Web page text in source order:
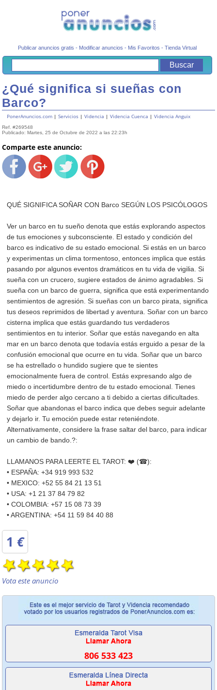
Publicar anuncios gratis - Modificar anuncios - Mis Favoritos -Tienda Virtual
¿Qué significa si sueñas con
Barco?
PonerAnuncios.com |Servicios |Videncia |Videncia Cuenca |Videncia Anguix
Ref. #269548
Publicado: Martes, 25 de Octubre de 2022 a las 22:23h
Comparte este anuncio:
QUÉ SIGNIFICA SOÑAR CON Barco SEGÚN LOS PSICÓLOGOS
Ver un barco en tu sueño denota que estás explorando aspectos
de tus emociones y subconsciente. El estado y condición del
barco es indicativo de su estado emocional. Si estás en un barco
y experimentas un clima tormentoso, entonces implica que estás
pasando por algunos eventos dramáticos en tu vida de vigilia. Si
sueña con un crucero, sugiere estados de ánimo agradables. Si
sueña con un barco de guerra, significa que está experimentando
sentimientos de agresión. Si sueñas con un barco pirata, significa
tus deseos reprimidos de libertad y aventura. Soñar con un barco
cisterna implica que estás guardando tus verdaderos
sentimientos en tu interior. Soñar que estás navegando en alta
mar en un barco denota que todavía estás erguido a pesar de la
confusión emocional que ocurre en tu vida. Soñar que un barco
se ha estrellado o hundido sugiere que te sientes
emocionalmente fuera de control. Estás expresando algo de
miedo o incertidumbre dentro de tu estado emocional. Tienes
miedo de perder algo cercano a ti debido a ciertas dificultades.
Soñar que abandonas el barco indica que debes seguir adelante
y dejarlo ir. Tu emoción puede estar reteniéndote.
Alternativamente, considere la frase saltar del barco, para indicar
un cambio de bando.?:
LLAMANOS PARA LEERTE EL TAROT: ❤️ (☎):
• ESPAÑA: +34 919 993 532
• MEXICO: +52 55 84 21 13 51
• USA: +1 21 37 84 79 82
• COLOMBIA: +57 15 08 73 39
• ARGENTINA: +54 11 59 84 40 88
1€
Vota este anuncio
806 533 423